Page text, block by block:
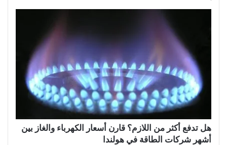
هل تدفع أكثر من اللازم؟ قارن أسعار الكهرباء والغاز بين
أشهر شركات الطاقة في هولندا